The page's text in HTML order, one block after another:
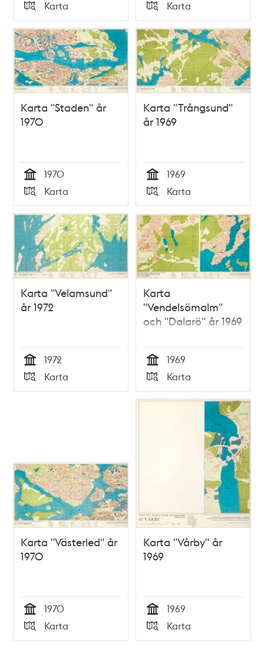
Typ
Karta
Typ
Karta
Karta "Staden" år
1970
Tid
1970
Typ
Karta
Karta "Trångsund"
år 1969
Tid
1969
Typ
Karta
Karta "Velamsund"
år 1972
Tid
1972
Typ
Karta
Karta
"Vendelsömalm"
och "Dalarö" år 1969
Tid
1969
Typ
Karta
Karta "Västerled" år
1970
Tid
1970
Typ
Karta
Karta "Vårby" år
1969
Tid
1969
Typ
Karta